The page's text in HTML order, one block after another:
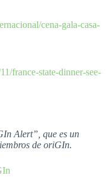
cena-gala-casa-
france-state-dinner-see-
Alert”, que es un
de oriGIn.